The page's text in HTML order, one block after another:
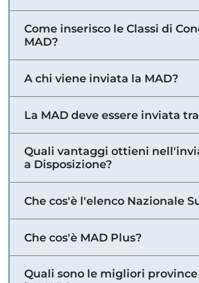
Come inserisco le Classi di
MAD?
A chi viene inviata la MAD?
La MAD deve essere inviata
Quali vantaggi ottieni
a Disposizione?
Che cos'è l'elenco Nazionale
Che cos'è MAD Plus?
Quali sono le migliori